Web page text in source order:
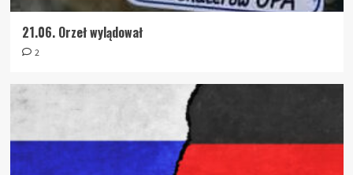
21.06. Orzeł wylądował
2